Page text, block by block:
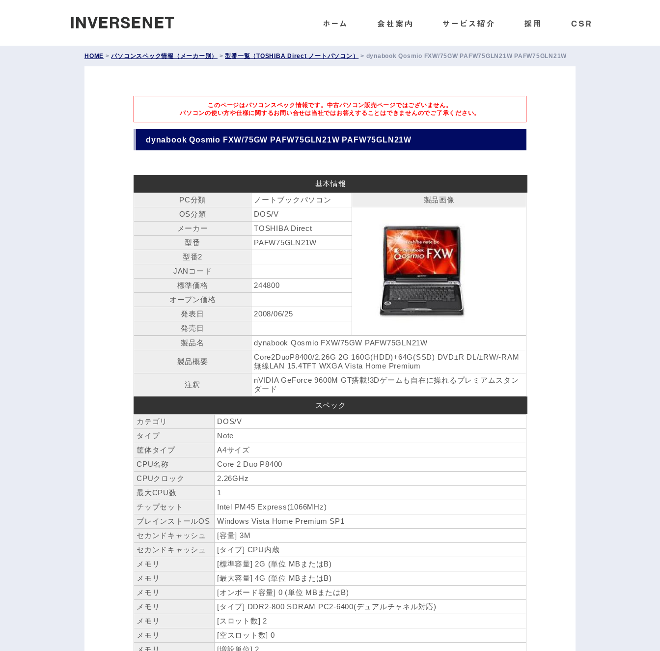
HOME >パソコンスペック情報（メーカー別） >型番一覧（TOSHIBA Direct ノートパソコン） > dynabook Qosmio FXW/75GW PAFW75GLN21W PAFW75GLN21W
このページはパソコンスペック情報です。中古パソコン販売ページではございません。
パソコンの使い方や仕様に関するお問い合せは当社ではお答えすることはできませんのでご了承ください。
dynabook Qosmio FXW/75GW PAFW75GLN21W PAFW75GLN21W
基本情報
PC分類
ノートブックパソコン
製品画像
OS分類
DOS/V
メーカー
TOSHIBA Direct
型番
PAFW75GLN21W
型番2
JANコード
標準価格
244800
オープン価格
発表日
2008/06/25
発売日
製品名
dynabook Qosmio FXW/75GW PAFW75GLN21W
製品概要
Core2DuoP8400/2.26G 2G 160G(HDD)+64G(SSD) DVD±R DL/±RW/-RAM
無線LAN 15.4TFT WXGA Vista Home Premium
注釈
nVIDIA GeForce 9600M GT搭載!3Dゲームも自在に操れるプレミアムスタン
ダード
スペック
カテゴリ
DOS/V
タイプ
Note
筐体タイプ
A4サイズ
CPU名称
Core 2 Duo P8400
CPUクロック
2.26GHz
最大CPU数
1
チップセット
Intel PM45 Express(1066MHz)
プレインストールOS
Windows Vista Home Premium SP1
セカンドキャッシュ
[容量] 3M
セカンドキャッシュ
[タイプ] CPU内蔵
メモリ
[標準容量] 2G (単位 MBまたはB)
メモリ
[最大容量] 4G (単位 MBまたはB)
メモリ
[オンボード容量] 0 (単位 MBまたはB)
メモリ
[タイプ] DDR2-800 SDRAM PC2-6400(デュアルチャネル対応)
メモリ
[スロット数] 2
メモリ
[空スロット数] 0